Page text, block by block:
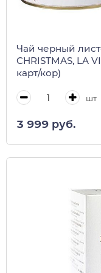
Чай черный
CHRISTMAS, LA
карт/кор)
шт
3 999 руб.